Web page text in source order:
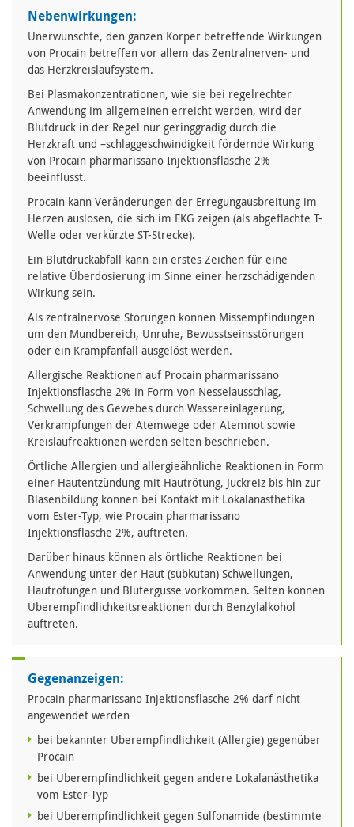
Nebenwirkungen:
Unerwünschte, den ganzen Körper betreffende Wirkungen
von Procain betreffen vor allem das Zentralnerven- und
das Herzkreislaufsystem.
Bei Plasmakonzentrationen, wie sie bei regelrechter
Anwendung im allgemeinen erreicht werden, wird der
Blutdruck in der Regel nur geringgradig durch die
Herzkraft und –schlaggeschwindigkeit fördernde Wirkung
von Procain pharmarissano Injektionsflasche 2%
beeinflusst.
Procain kann Veränderungen der Erregungausbreitung im
Herzen auslösen, die sich im EKG zeigen (als abgeflachte T-
Welle oder verkürzte ST-Strecke).
Ein Blutdruckabfall kann ein erstes Zeichen für eine
relative Überdosierung im Sinne einer herzschädigenden
Wirkung sein.
Als zentralnervöse Störungen können Missempfindungen
um den Mundbereich, Unruhe, Bewusstseinsstörungen
oder ein Krampfanfall ausgelöst werden.
Allergische Reaktionen auf Procain pharmarissano
Injektionsflasche 2% in Form von Nesselausschlag,
Schwellung des Gewebes durch Wassereinlagerung,
Verkrampfungen der Atemwege oder Atemnot sowie
Kreislaufreaktionen werden selten beschrieben.
Örtliche Allergien und allergieähnliche Reaktionen in Form
einer Hautentzündung mit Hautrötung, Juckreiz bis hin zur
Blasenbildung können bei Kontakt mit Lokalanästhetika
vom Ester-Typ, wie Procain pharmarissano
Injektionsflasche 2%, auftreten.
Darüber hinaus können als örtliche Reaktionen bei
Anwendung unter der Haut (subkutan) Schwellungen,
Hautrötungen und Blutergüsse vorkommen. Selten können
Überempfindlichkeitsreaktionen durch Benzylalkohol
auftreten.
Gegenanzeigen:
Procain pharmarissano Injektionsflasche 2% darf nicht
angewendet werden
bei bekannter Überempfindlichkeit (Allergie) gegenüber
Procain
bei Überempfindlichkeit gegen andere Lokalanästhetika
vom Ester-Typ
bei Überempfindlichkeit gegen Sulfonamide (bestimmte